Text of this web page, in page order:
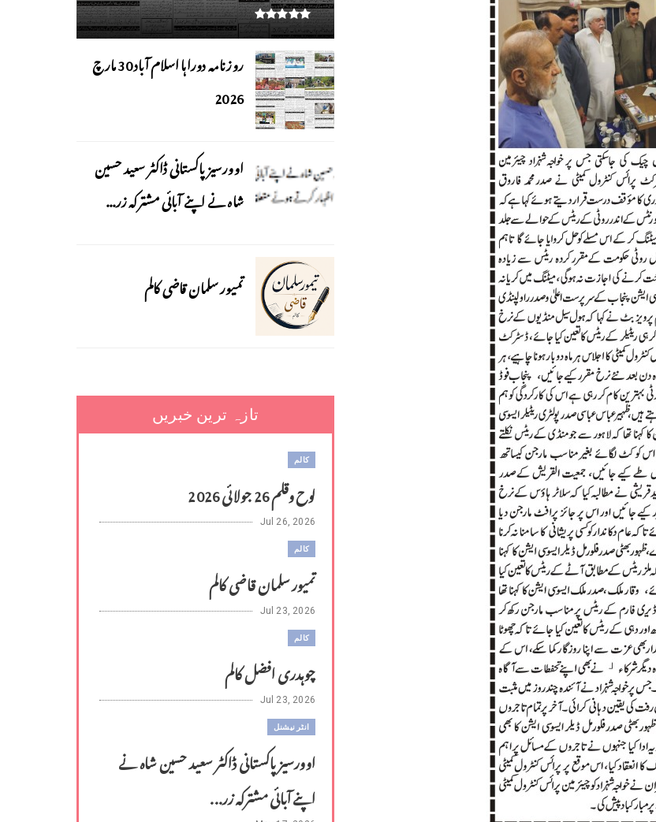
روزنامہ دوراہا اسلام آباد 30 مارچ
2026
اوورسیز پاکستانی ڈاکٹر سعید حسین
شاہ نے اپنے آبائی مشترکہ زر...
تمیور سلمان قاضی کالم
تازہ ترین خبریں
کالم
لوح وقلم 26 جولائی 2026
Jul 26, 2026
کالم
تمیور سلمان قاضی کالم
Jul 23, 2026
کالم
چوہدری افضل کالم
Jul 23, 2026
انٹر نیشنل
اوورسیز پاکستانی ڈاکٹر سعید حسین شاہ نے
اپنے آبائی مشترکہ زر...